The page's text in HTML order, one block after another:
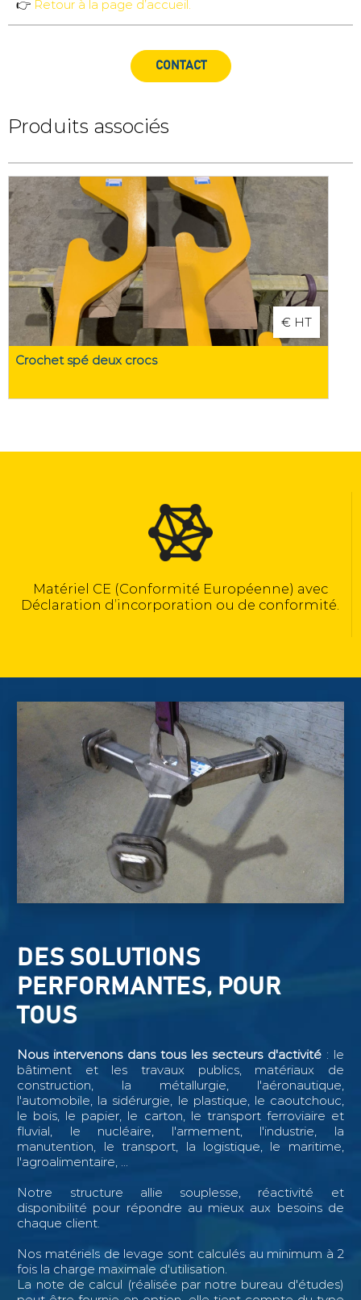
👉 Retour à la page d’accueil.
CONTACT
Produits associés
€ HT
Crochet spé deux crocs
DES SOLUTIONS
PERFORMANTES, POUR
TOUS
Nous intervenons dans tous les secteurs d'activité: le
bâtiment et les travaux publics, matériaux de
construction, la métallurgie, l'aéronautique,
l'automobile, la sidérurgie, le plastique, le caoutchouc,
le bois, le papier, le carton, le transport ferroviaire et
fluvial, le nucléaire, l'armement, l'industrie, la
manutention, le transport, la logistique, le maritime,
l'agroalimentaire, ...
Notre structure allie souplesse, réactivité et
disponibilité pour répondre au mieux aux besoins de
chaque client.
Nos matériels de levage sont calculés au minimum à 2
fois la charge maximale d'utilisation.
La note de calcul (réalisée par notre bureau d'études)